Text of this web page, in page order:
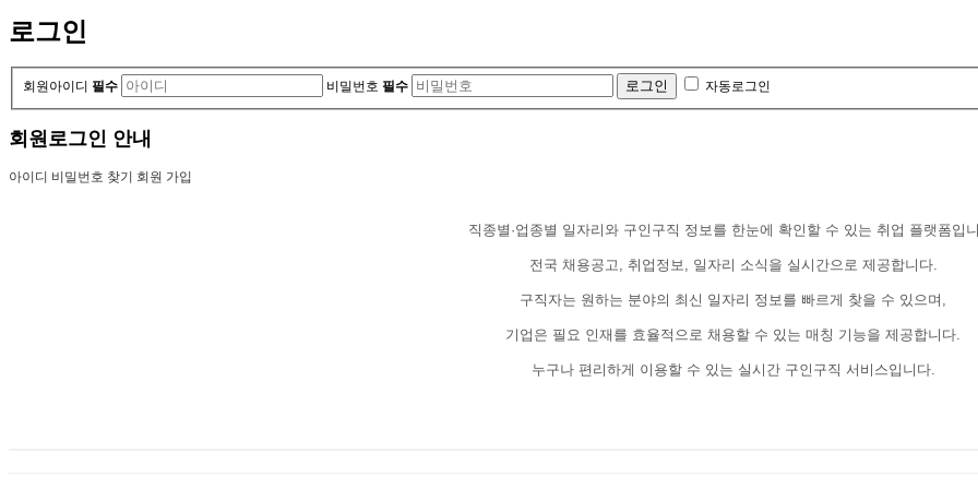
로그인
회원아이디 필수 비밀번호 필수 자동로그인
회원로그인 안내
아이디 비밀번호 찾기 회원 가입
직종별·업종별 일자리와 구인구직 정보를 한눈에 확인할 수 있는 취업 플랫폼입
전국 채용공고, 취업정보, 일자리 소식을 실시간으로 제공합니다.
구직자는 원하는 분야의 최신 일자리 정보를 빠르게 찾을 수 있으며,
기업은 필요 인재를 효율적으로 채용할 수 있는 매칭 기능을 제공합니다.
누구나 편리하게 이용할 수 있는 실시간 구인구직 서비스입니다.